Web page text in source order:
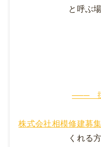
と呼ぶ
───
株式会社相模修建募
くれる